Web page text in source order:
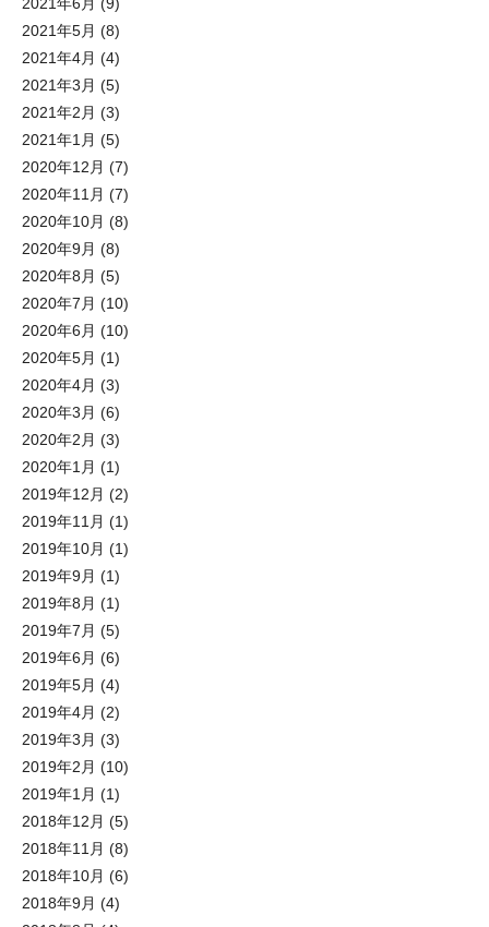
2021年5月 (8)
2021年4月 (4)
2021年3月 (5)
2021年2月 (3)
2021年1月 (5)
2020年12月 (7)
2020年11月 (7)
2020年10月 (8)
2020年9月 (8)
2020年8月 (5)
2020年7月 (10)
2020年6月 (10)
2020年5月 (1)
2020年4月 (3)
2020年3月 (6)
2020年2月 (3)
2020年1月 (1)
2019年12月 (2)
2019年11月 (1)
2019年10月 (1)
2019年9月 (1)
2019年8月 (1)
2019年7月 (5)
2019年6月 (6)
2019年5月 (4)
2019年4月 (2)
2019年3月 (3)
2019年2月 (10)
2019年1月 (1)
2018年12月 (5)
2018年11月 (8)
2018年10月 (6)
2018年9月 (4)